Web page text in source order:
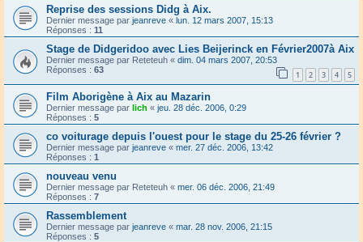
Reprise des sessions Didg à Aix.
Dernier message par jeanreve « lun. 12 mars 2007, 15:13
Réponses : 11
Stage de Didgeridoo avec Lies Beijerinck en Février2007à Aix
Dernier message par Reteteuh « dim. 04 mars 2007, 20:53
Réponses : 63 1 2 3 4 5
Film Aborigène à Aix au Mazarin
Dernier message par lich « jeu. 28 déc. 2006, 0:29
Réponses : 5
co voiturage depuis l'ouest pour le stage du 25-26 février ?
Dernier message par jeanreve « mer. 27 déc. 2006, 13:42
Réponses : 1
nouveau venu
Dernier message par Reteteuh « mer. 06 déc. 2006, 21:49
Réponses : 7
Rassemblement
Dernier message par jeanreve « mar. 28 nov. 2006, 21:15
Réponses : 5